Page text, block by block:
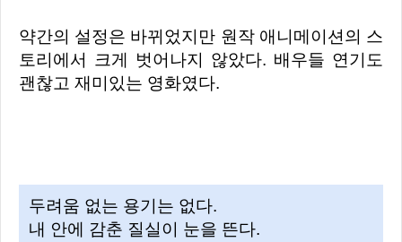
약간의 설정은 바뀌었지만 원작 애니메이션의 스
토리에서 크게 벗어나지 않았다. 배우들 연기도
괜찮고 재미있는 영화였다.
두려움 없는 용기는 없다.
내 안에 감춘 질실이 눈을 뜬다.